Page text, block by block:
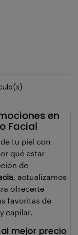
en
Facial
tu piel con
qué estar
de
, actualizamos
ofrecerte
favoritas de
capilar.
mejor precio